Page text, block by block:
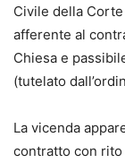
vista le più
L’analisi si
(giurisdizione e
riconoscimento
maggiore
attenzione è
Civile della
afferente al
Chiesa e
(tutelato
La vicenda
contratto con